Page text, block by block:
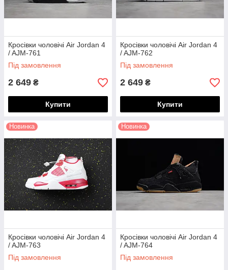
Кросівки чоловічі Air Jordan 4
/ AJM-761
Під замовлення
2 649 ₴
Купити
Кросівки чоловічі Air Jordan 4
/ AJM-762
Під замовлення
2 649 ₴
Купити
Новинка
Кросівки чоловічі Air Jordan 4
/ AJM-763
Під замовлення
Новинка
Кросівки чоловічі Air Jordan 4
/ AJM-764
Під замовлення